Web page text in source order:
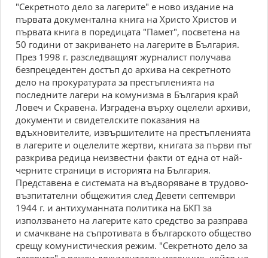
"Секретното дело за лагерите" е ново издание на
първата документална книга на Христо Христов и
първата книга в поредицата "Памет", посветена на
50 години от закриването на лагерите в България.
През 1998 г. разследващият журналист получава
безпрецедентен достъп до архива на секретното
дело на прокуратурата за престъпленията на
последните лагери на комунизма в България край
Ловеч и Скравена. Изградена върху оцелели архиви,
документи и свидетелските показания на
вдъхновителите, извършителите на престъпленията
в лагерите и оцелелите жертви, книгата за първи път
разкрива редица неизвестни факти от една от най-
черните страници в историята на България.
Представена е системата на въдворяване в трудово-
възпитателни общежития след Девети септември
1944 г. и антихуманната политика на БКП за
използването на лагерите като средство за разправа
и смачкване на съпротивата в българското общество
срещу комунистическия режим. "Секретното дело за